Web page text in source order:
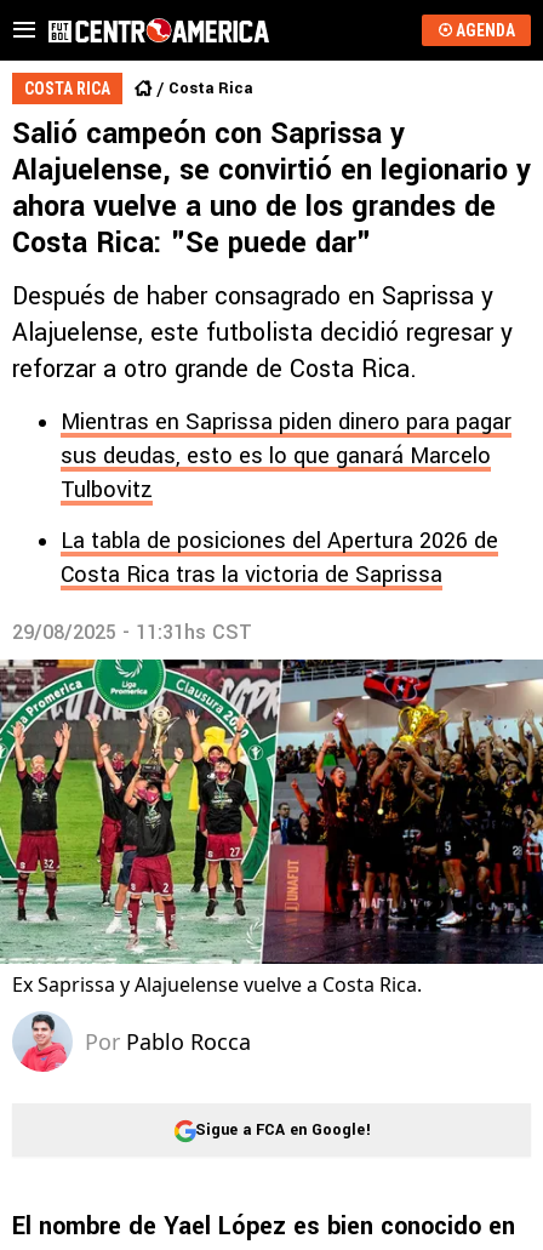
AGENDA
COSTA RICA Costa Rica
Salió campeón con Saprissa y
Alajuelense, se convirtió en legionario y
ahora vuelve a uno de los grandes de
Costa Rica: "Se puede dar"
Después de haber consagrado en Saprissa y
Alajuelense, este futbolista decidió regresar y
reforzar a otro grande de Costa Rica.
Mientras en Saprissa piden dinero para pagar
sus deudas, esto es lo que ganará Marcelo
Tulbovitz
La tabla de posiciones del Apertura 2026 de
Costa Rica tras la victoria de Saprissa
29/08/2025 - 11:31hs CST
Ex Saprissa y Alajuelense vuelve a Costa Rica.
Por Pablo Rocca
Sigue a FCA en Google!
El nombre de Yael López es bien conocido en